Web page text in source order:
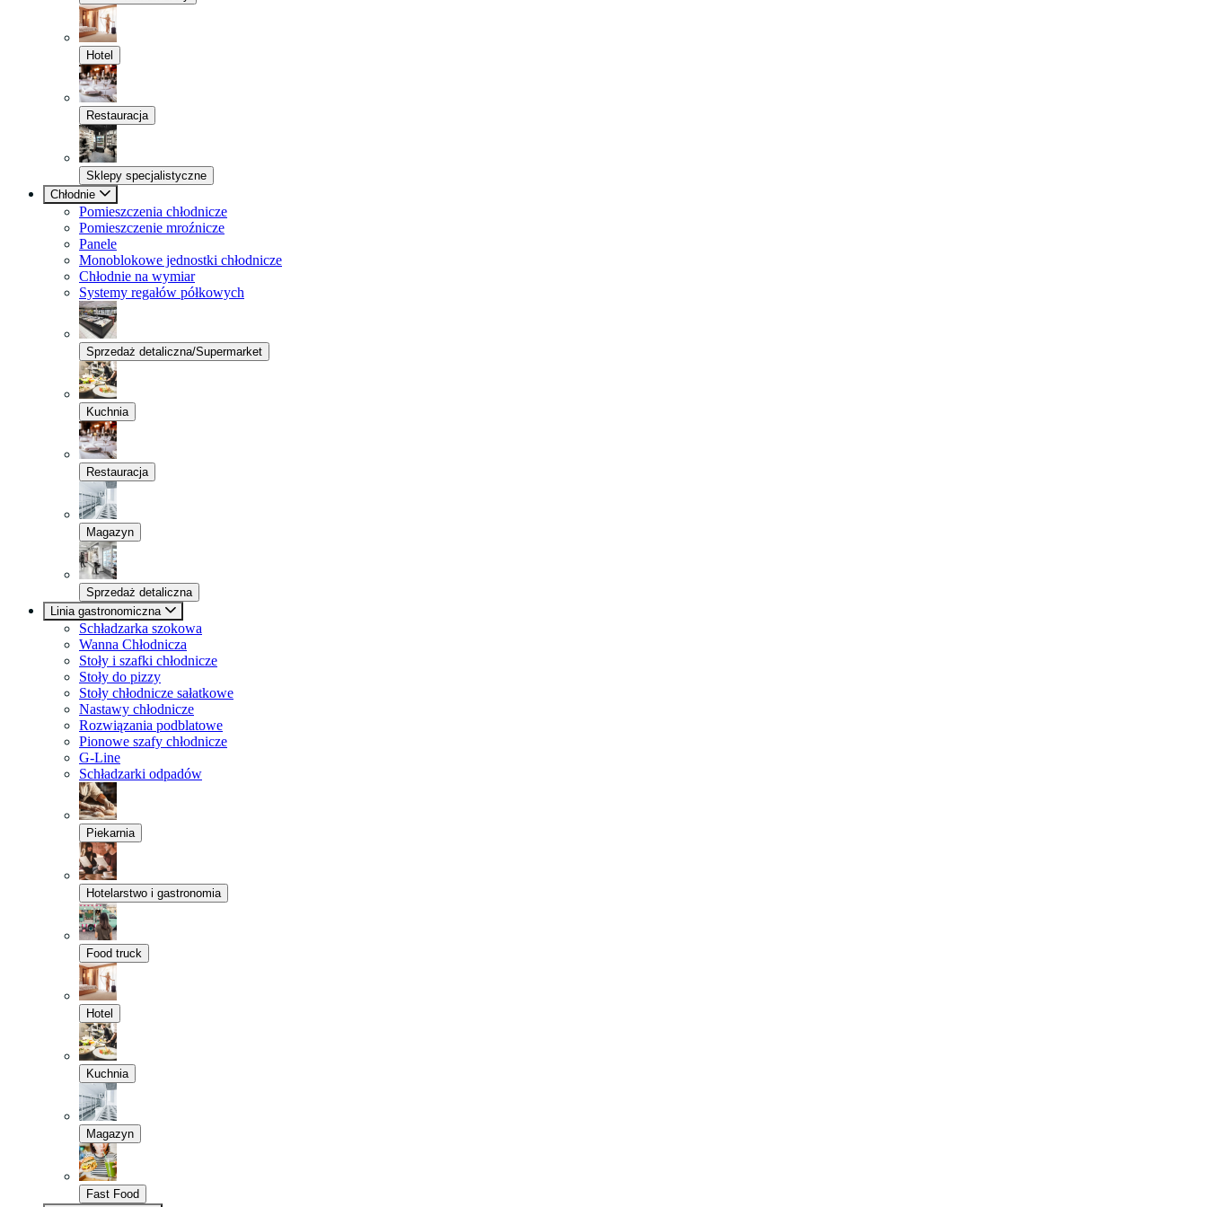
Hotel
Restauracja
Sklepy specjalistyczne
Chłodnie
Pomieszczenia chłodnicze
Pomieszczenie mroźnicze
Panele
Monoblokowe jednostki chłodnicze
Chłodnie na wymiar
Systemy regałów półkowych
Sprzedaż detaliczna/Supermarket
Kuchnia
Restauracja
Magazyn
Sprzedaż detaliczna
Linia gastronomiczna
Schładzarka szokowa
Wanna Chłodnicza
Stoły i szafki chłodnicze
Stoły do pizzy
Stoły chłodnicze sałatkowe
Nastawy chłodnicze
Rozwiązania podblatowe
Pionowe szafy chłodnicze
G-Line
Schładzarki odpadów
Piekarnia
Hotelarstwo i gastronomia
Food truck
Hotel
Kuchnia
Magazyn
Fast Food